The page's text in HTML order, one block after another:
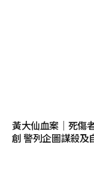
黃大仙血案│死傷
創 警列企圖謀殺及